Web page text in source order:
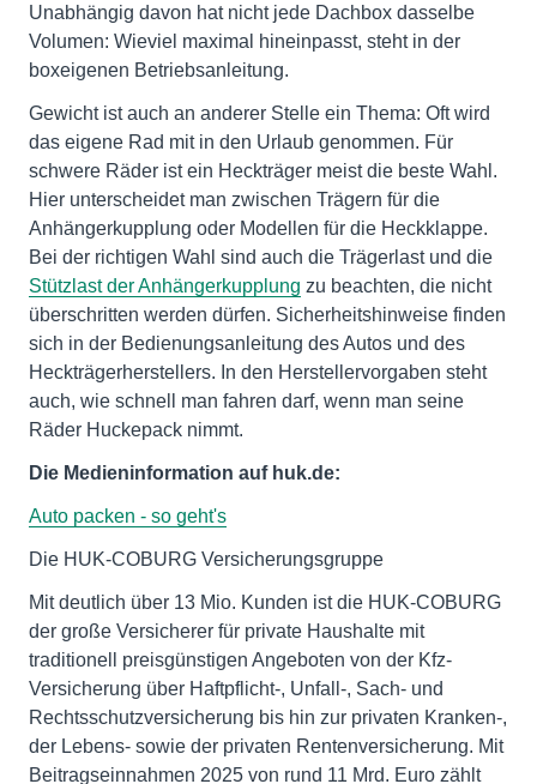
Unabhängig davon hat nicht jede Dachbox dasselbe
Volumen: Wieviel maximal hineinpasst, steht in der
boxeigenen Betriebsanleitung.
Gewicht ist auch an anderer Stelle ein Thema: Oft wird
das eigene Rad mit in den Urlaub genommen. Für
schwere Räder ist ein Heckträger meist die beste Wahl.
Hier unterscheidet man zwischen Trägern für die
Anhängerkupplung oder Modellen für die Heckklappe.
Bei der richtigen Wahl sind auch die Trägerlast und die
Stützlast der Anhängerkupplung zu beachten, die nicht
überschritten werden dürfen. Sicherheitshinweise finden
sich in der Bedienungsanleitung des Autos und des
Heckträgerherstellers. In den Herstellervorgaben steht
auch, wie schnell man fahren darf, wenn man seine
Räder Huckepack nimmt.
Die Medieninformation auf huk.de:
Auto packen - so geht's
Die HUK-COBURG Versicherungsgruppe
Mit deutlich über 13 Mio. Kunden ist die HUK-COBURG
der große Versicherer für private Haushalte mit
traditionell preisgünstigen Angeboten von der Kfz-
Versicherung über Haftpflicht-, Unfall-, Sach- und
Rechtsschutzversicherung bis hin zur privaten Kranken-,
der Lebens- sowie der privaten Rentenversicherung. Mit
Beitragseinnahmen 2025 von rund 11 Mrd. Euro zählt